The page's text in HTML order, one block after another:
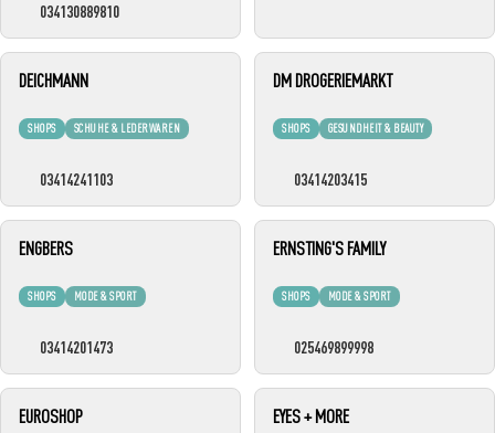
034130889810
SHOPS SCHUHE & LEDERWAREN
DEICHMANN
03414241103
SHOPS GESUNDHEIT & BEAUTY
DM DROGERIEMARKT
03414203415
SHOPS MODE & SPORT
ENGBERS
03414201473
SHOPS MODE & SPORT
ERNSTING'S FAMILY
025469899998
EUROSHOP EYES + MORE